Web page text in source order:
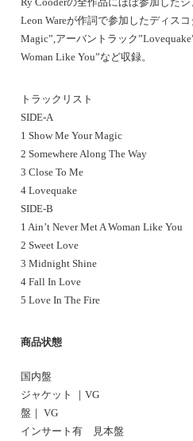
Leon Wareが作詞で参加したディス
Magic”,アーバントラック
Woman Like You”など収録。
トラックリスト
SIDE-A
1 Show Me Your Magic
2 Somewhere Along The Way
3 Close To Me
4 Lovequake
SIDE-B
1 Ain’t Never Met A Woman Like You
2 Sweet Love
3 Midnight Shine
4 Fall In Love
5 Love In The Fire
商品状態
国内盤
ジャケット ｜ VG
盤｜ VG
インサート有 見本盤